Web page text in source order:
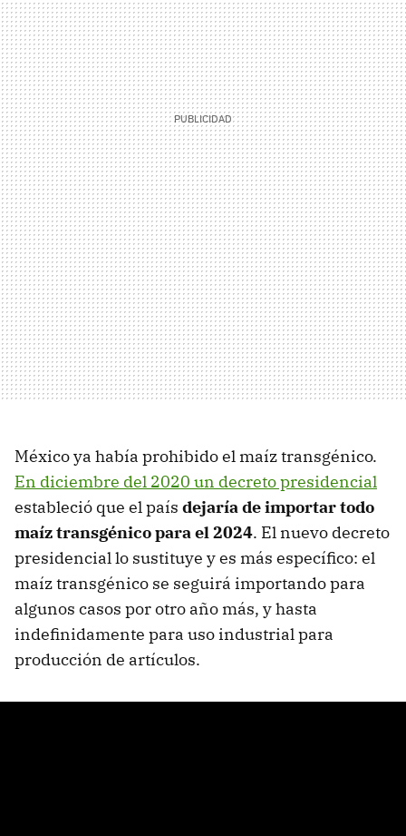
México ya había prohibido el maíz transgénico.
En diciembre del 2020 un decreto presidencial
estableció que el país dejaría de importar todo
maíz transgénico para el 2024. El nuevo decreto
presidencial lo sustituye y es más específico: el
maíz transgénico se seguirá importando para
algunos casos por otro año más, y hasta
indefinidamente para uso industrial para
producción de artículos.